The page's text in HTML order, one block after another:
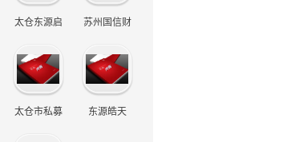
公司
太仓东源启
航供应链管
理有限公司
苏州国信财
富管理有限
公司
太仓市私募 东源皓天